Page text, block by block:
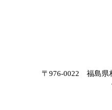
〒976-0022 福島県